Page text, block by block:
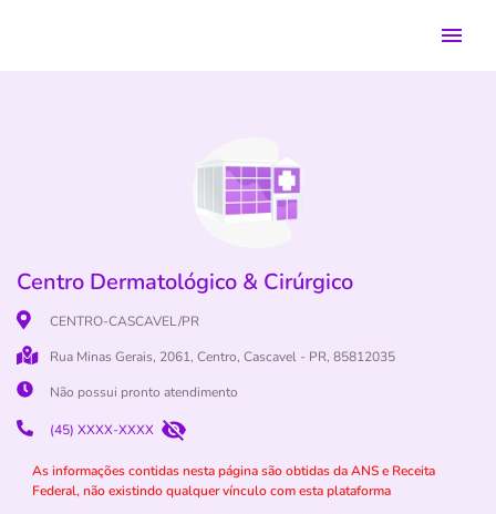
Centro Dermatológico & Cirúrgico
CENTRO-CASCAVEL/PR
Rua Minas Gerais, 2061, Centro, Cascavel - PR, 85812035
Não possui pronto atendimento
(45) XXXX-XXXX
As informações contidas nesta página são obtidas da ANS e Receita
Federal, não existindo qualquer vínculo com esta plataforma